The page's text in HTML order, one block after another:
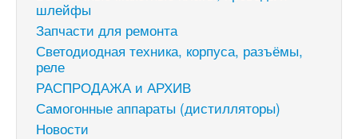
шлейфы
Запчасти для ремонта
Светодиодная техника, корпуса, разъёмы,
реле
РАСПРОДАЖА и АРХИВ
Самогонные аппараты (дистилляторы)
Новости